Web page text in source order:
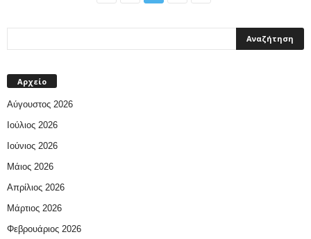
Αρχείο
Αύγουστος 2026
Ιούλιος 2026
Ιούνιος 2026
Μάιος 2026
Απρίλιος 2026
Μάρτιος 2026
Φεβρουάριος 2026